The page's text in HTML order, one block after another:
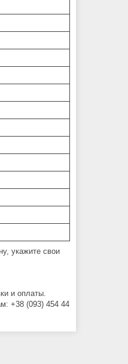
укажите свои
и оплаты.
+38 (093) 454 44